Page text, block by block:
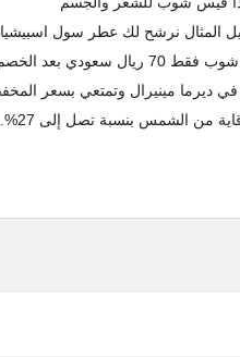
الخصم 29%.
ديرما مينيرال وتمتعي بسعر